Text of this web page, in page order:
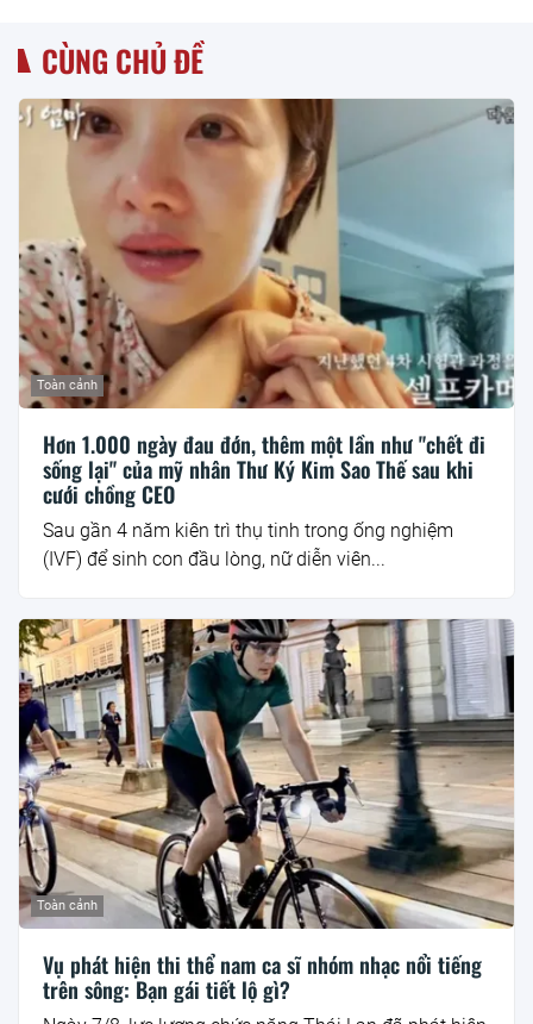
CÙNG CHỦ ĐỀ
Toàn cảnh
Hơn 1.000 ngày đau đớn, thêm một lần như "chết đi
sống lại" của mỹ nhân Thư Ký Kim Sao Thế sau khi
cưới chồng CEO
Sau gần 4 năm kiên trì thụ tinh trong ống nghiệm
(IVF) để sinh con đầu lòng, nữ diễn viên...
Toàn cảnh
Vụ phát hiện thi thể nam ca sĩ nhóm nhạc nổi tiếng
trên sông: Bạn gái tiết lộ gì?